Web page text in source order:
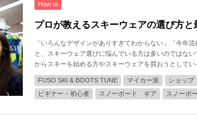
How to
プロが教えるスキーウェアの選び方と
「いろんなデザインがありすぎてわからない」「今年
と、スキーウェア選びに悩んでいる方は多いのではな
からスキーを始める方やスキーウェアを買おうとしてい
FUSO SKI & BOOTS TUNE マイカー派 ショップ
ビギナー・初心者
スノーボード ギア スノーボ